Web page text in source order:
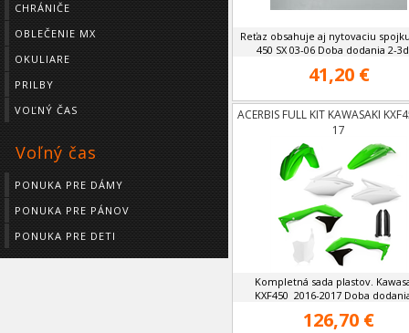
CHRÁNIČE
OBLEČENIE MX
OKULIARE
PRILBY
VOĽNÝ ČAS
Voľný čas
PONUKA PRE DÁMY
PONUKA PRE PÁNOV
PONUKA PRE DETI
Reťaz obsahuje aj nytovaciu
450 SX 03-06 Doba dodania 2-
41,20 €
ACERBIS FULL KIT KAWASAKI
17
Kompletná sada plastov.
KXF450 2016-2017 Doba
126,70 €